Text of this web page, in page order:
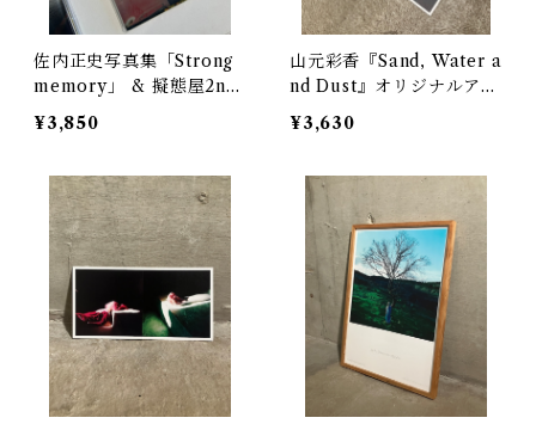
佐内正史写真集「Strong
memory」 & 擬態屋2nd
アルバム「Strong memo
ry」【サイン入り／写真
¥3,850
山元彩香『Sand, Water a
nd Dust』オリジナルアー
トカード 3枚セット（ス
クエア・長方形赤と青）
¥3,630